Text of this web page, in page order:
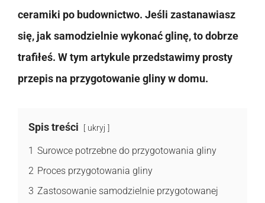
ceramiki po budownictwo. Jeśli zastanawiasz
się, jak samodzielnie wykonać glinę, to dobrze
trafiłeś. W tym artykule przedstawimy prosty
przepis na przygotowanie gliny w domu.
Spis treści ukryj
1 Surowce potrzebne do przygotowania gliny
2 Proces przygotowania gliny
3 Zastosowanie samodzielnie przygotowanej